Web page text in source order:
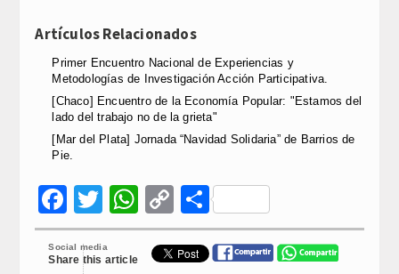
Artículos Relacionados
Primer Encuentro Nacional de Experiencias y
Metodologías de Investigación Acción Participativa.
[Chaco] Encuentro de la Economía Popular: "Estamos del
lado del trabajo no de la grieta"
[Mar del Plata] Jornada “Navidad Solidaria” de Barrios de
Pie.
Facebook
Twitter
WhatsApp
Copy
Link
Compartir
Social media
Share this article